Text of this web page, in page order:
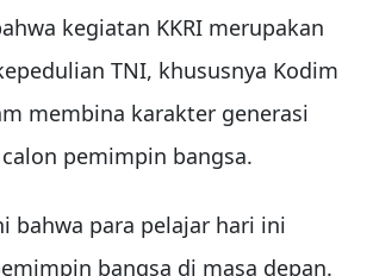
kegiatan KKRI merupakan
TNI, khususnya Kodim
membina karakter generasi
pemimpin bangsa.
bahwa para pelajar hari ini
bangsa di masa depan.